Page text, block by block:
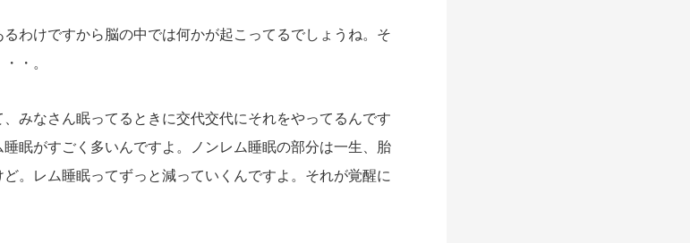
わけですから脳の中では何かが起こってるでしょうね。そ
・。
みなさん眠ってるときに交代交代にそれをやってるんです
眠がすごく多いんですよ。ノンレム睡眠の部分は一生、胎
。レム睡眠ってずっと減っていくんですよ。それが覚醒に